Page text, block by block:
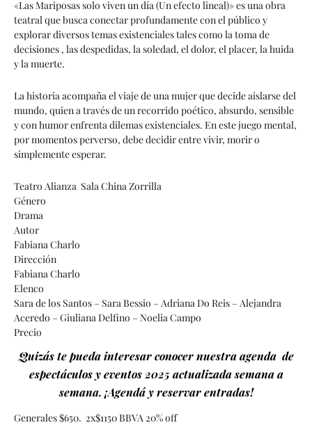
«Las Mariposas solo viven un día (Un efecto lineal)» es una obra
teatral que busca conectar profundamente con el público y
explorar diversos temas existenciales tales como la toma de
decisiones , las despedidas, la soledad, el dolor, el placer, la huida
y la muerte.
La historia acompaña el viaje de una mujer que decide aislarse del
mundo, quien a través de un recorrido poético, absurdo, sensible
y con humor enfrenta dilemas existenciales. En este juego mental,
por momentos perverso, debe decidir entre vivir, morir o
simplemente esperar.
Teatro Alianza Sala China Zorrilla
Género
Drama
Autor
Fabiana Charlo
Dirección
Fabiana Charlo
Elenco
Sara de los Santos – Sara Bessio – Adriana Do Reis – Alejandra
Aceredo – Giuliana Delfino – Noelia Campo
Precio
Quizás te pueda interesar conocer nuestra agenda de
espectáculos y eventos 2025 actualizada semana a
semana. ¡Agendá y reservar entradas!
Generales $650. 2x$1150 BBVA 20% off